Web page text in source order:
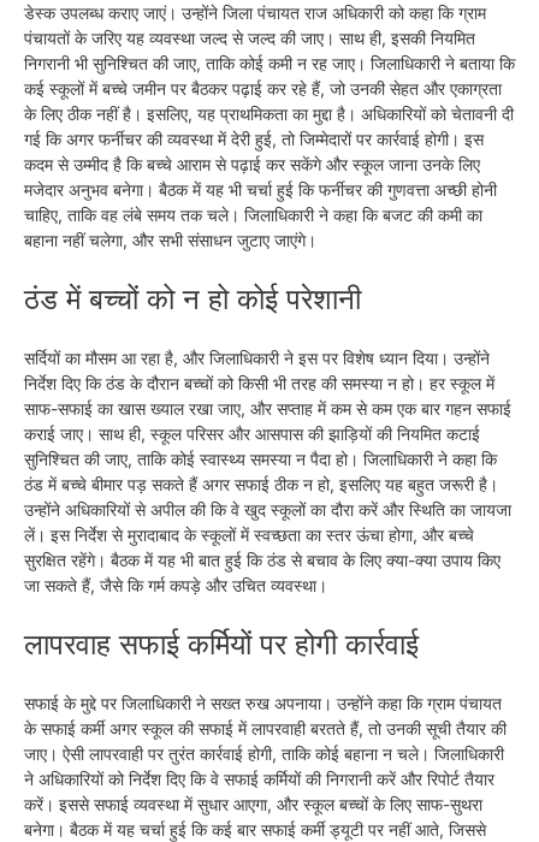
डेस्क उपलब्ध कराए जाएं। उन्होंने जिला पंचायत राज अधिकारी को कहा कि ग्राम
पंचायतों के जरिए यह व्यवस्था जल्द से जल्द की जाए। साथ ही, इसकी नियमित
निगरानी भी सुनिश्चित की जाए, ताकि कोई कमी न रह जाए। जिलाधिकारी ने बताया कि
कई स्कूलों में बच्चे जमीन पर बैठकर पढ़ाई कर रहे हैं, जो उनकी सेहत और एकाग्रता
के लिए ठीक नहीं है। इसलिए, यह प्राथमिकता का मुद्दा है। अधिकारियों को चेतावनी दी
गई कि अगर फर्नीचर की व्यवस्था में देरी हुई, तो जिम्मेदारों पर कार्रवाई होगी। इस
कदम से उम्मीद है कि बच्चे आराम से पढ़ाई कर सकेंगे और स्कूल जाना उनके लिए
मजेदार अनुभव बनेगा। बैठक में यह भी चर्चा हुई कि फर्नीचर की गुणवत्ता अच्छी होनी
चाहिए, ताकि वह लंबे समय तक चले। जिलाधिकारी ने कहा कि बजट की कमी का
बहाना नहीं चलेगा, और सभी संसाधन जुटाए जाएंगे।
ठंड में बच्चों को न हो कोई परेशानी
सर्दियों का मौसम आ रहा है, और जिलाधिकारी ने इस पर विशेष ध्यान दिया। उन्होंने
निर्देश दिए कि ठंड के दौरान बच्चों को किसी भी तरह की समस्या न हो। हर स्कूल में
साफ-सफाई का खास ख्याल रखा जाए, और सप्ताह में कम से कम एक बार गहन सफाई
कराई जाए। साथ ही, स्कूल परिसर और आसपास की झाड़ियों की नियमित कटाई
सुनिश्चित की जाए, ताकि कोई स्वास्थ्य समस्या न पैदा हो। जिलाधिकारी ने कहा कि
ठंड में बच्चे बीमार पड़ सकते हैं अगर सफाई ठीक न हो, इसलिए यह बहुत जरूरी है।
उन्होंने अधिकारियों से अपील की कि वे खुद स्कूलों का दौरा करें और स्थिति का जायजा
लें। इस निर्देश से मुरादाबाद के स्कूलों में स्वच्छता का स्तर ऊंचा होगा, और बच्चे
सुरक्षित रहेंगे। बैठक में यह भी बात हुई कि ठंड से बचाव के लिए क्या-क्या उपाय किए
जा सकते हैं, जैसे कि गर्म कपड़े और उचित व्यवस्था।
लापरवाह सफाई कर्मियों पर होगी कार्रवाई
सफाई के मुद्दे पर जिलाधिकारी ने सख्त रुख अपनाया। उन्होंने कहा कि ग्राम पंचायत
के सफाई कर्मी अगर स्कूल की सफाई में लापरवाही बरतते हैं, तो उनकी सूची तैयार की
जाए। ऐसी लापरवाही पर तुरंत कार्रवाई होगी, ताकि कोई बहाना न चले। जिलाधिकारी
ने अधिकारियों को निर्देश दिए कि वे सफाई कर्मियों की निगरानी करें और रिपोर्ट तैयार
करें। इससे सफाई व्यवस्था में सुधार आएगा, और स्कूल बच्चों के लिए साफ-सुथरा
बनेगा। बैठक में यह चर्चा हुई कि कई बार सफाई कर्मी ड्यूटी पर नहीं आते, जिससे